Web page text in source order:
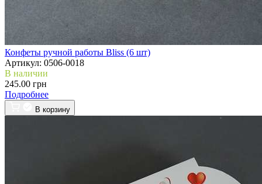
Конфеты ручной работы Bliss (6 шт)
Артикул: 0506-0018
В наличии
245.00 грн
Подробнее
В корзину